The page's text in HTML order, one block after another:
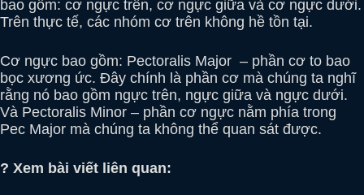
bao gồm: cơ ngực trên, cơ ngực giữa và cơ ngực dưới.
Trên thực tế, các nhóm cơ trên không hề tồn tại.
Cơ ngực bao gồm: Pectoralis Major – phần cơ to bao
bọc xương ức. Đây chính là phần cơ mà chúng ta nghĩ
rằng nó bao gồm ngực trên, ngực giữa và ngực dưới.
Và Pectoralis Minor – phần cơ ngực nằm phía trong
Pec Major mà chúng ta không thể quan sát được.
? Xem bài viết liên quan: